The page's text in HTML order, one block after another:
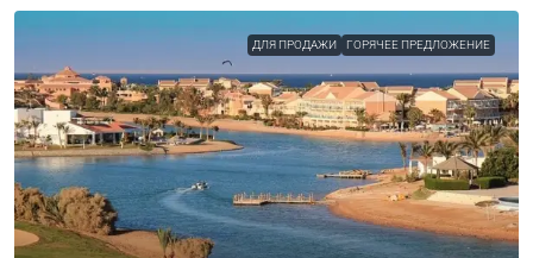
ДЛЯ ПРОДАЖИ ГОРЯЧЕЕ ПРЕДЛОЖЕНИЕ